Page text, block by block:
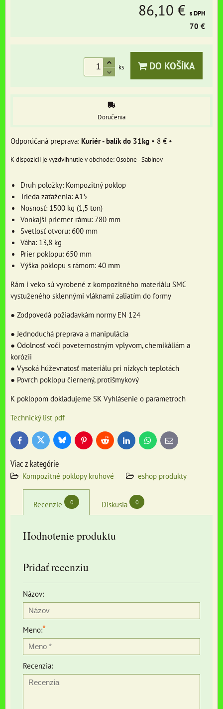
86,10 € s DPH
70 €
ks DO KOŠÍKA
Doručenia
Kuriér - balík do 31kg • 8 € •
Osobne - Sabinov
Druh položky: Kompozitný poklop
Trieda zaťaženia: A15
Nosnosť: 1500 kg (1,5 ton)
Vonkajší priemer rámu: 780 mm
Svetlosť otvoru: 600 mm
Váha: 13,8 kg
Prier poklopu: 650 mm
Výška poklopu s rámom: 40 mm
Rám i veko sú vyrobené z kompozitného materiálu SMC
vystuženého sklennými vláknami zaliatím do formy
● Zodpovedá požiadavkám normy EN 124
● Jednoduchá preprava a manipulácia
● Odolnosť voči poveternostným vplyvom, chemikáliám a
korózii
● Vysoká húževnatosť materiálu pri nízkych teplotách
● Povrch poklopu čiernený, protišmykový
K poklopom dokladujeme SK Vyhlásenie o parametroch
Technický list pdf
FacebookTwitter BlueskyPinterestReddit LinkedInWhatsApp
E-
mail
Viac z kategórie
Kompozitné poklopy kruhové eshop produkty
Recenzie 0 Diskusia 0
Hodnotenie produktu
Pridať recenziu
Názov:
Meno:*
Recenzia: